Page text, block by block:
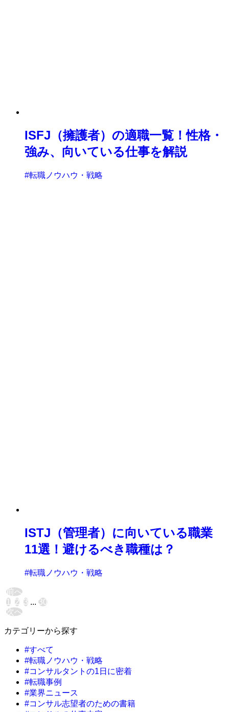
ISFJ（擁護者）の適職一覧！性格・
強み、向いている仕事を解説
#転職ノウハウ・戦略
ISTJ（管理者）に向いている職業
11選！避けるべき職種は？
#転職ノウハウ・戦略
前へ
1 2 3 ... 30
次へ
カテゴリーから探す
#すべて
#転職ノウハウ・戦略
#コンサルタントの1日に密着
#転職事例
#業界ニュース
#コンサル志望者のための書籍